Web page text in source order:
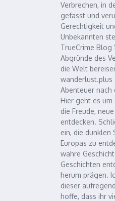
Verbrechen, in
gefasst und
Gerechtigkeit
Unbekannten
TrueCrime Blog
Abgründe des
die Welt
wanderlust.plus
Abenteuer nach
Hier geht es um
die Freude,
entdecken.
ein, die dunklen
Europas zu
wahre
Geschichten
herum prägen.
dieser
hoffe, dass ihr